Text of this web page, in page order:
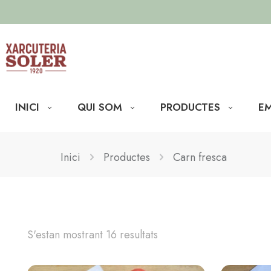
INICI QUI SOM PRODUCTES
Inici Productes Carn fresca
S'estan mostrant 16 resultats